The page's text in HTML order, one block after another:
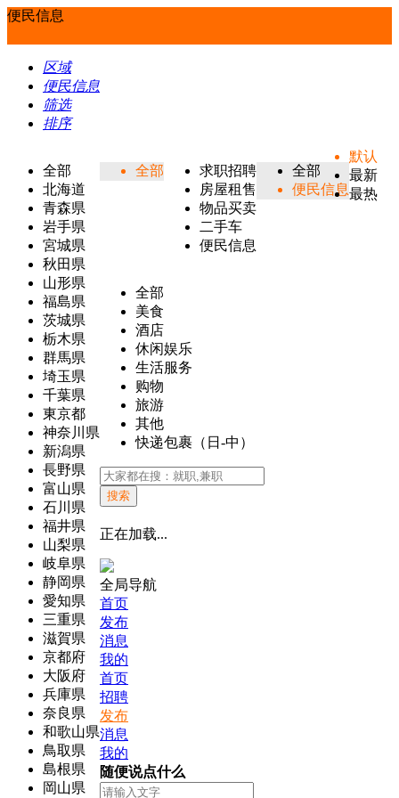
便民信息
区域
便民信息
筛选
排序
全部
北海道
青森県
岩手県
宮城県
秋田県
山形県
福島県
茨城県
栃木県
群馬県
埼玉県
千葉県
東京都
神奈川県
新潟県
長野県
富山県
石川県
福井県
山梨県
岐阜県
静岡県
愛知県
三重県
滋賀県
京都府
大阪府
兵庫県
奈良県
和歌山県
鳥取県
島根県
岡山県
全部
求职招聘
房屋租售
物品买卖
二手车
便民信息
全部
便民信息
全部
美食
酒店
休闲娱乐
生活服务
购物
旅游
其他
快递包裹（日-中）
默认
最新
最热
搜索
正在加载...
全局导航
首页
发布
消息
我的
首页
招聘
发布
消息
我的
随便说点什么